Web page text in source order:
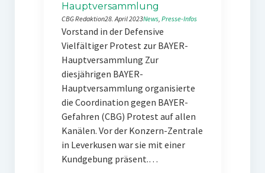
Hauptversammlung
CBG Redaktion28. April 2023News, Presse-Infos
Vorstand in der Defensive
Vielfältiger Protest zur BAYER-
Hauptversammlung Zur
diesjährigen BAYER-
Hauptversammlung organisierte
die Coordination gegen BAYER-
Gefahren (CBG) Protest auf allen
Kanälen. Vor der Konzern-Zentrale
in Leverkusen war sie mit einer
Kundgebung präsent.…